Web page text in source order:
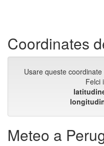
Coordinates
Usare queste
Felci
Meteo a